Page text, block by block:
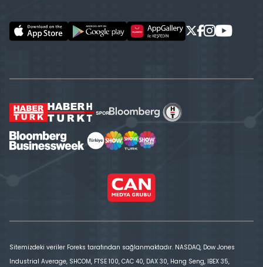
Sitemizdeki veriler Foreks tarafından sağlanmaktadır. NASDAQ, Dow Jones
Industrial Average, SHCOM, FTSE 100, CAC 40, DAX 30, Hang Seng, IBEX 35,